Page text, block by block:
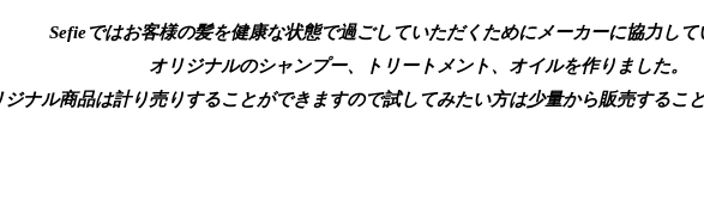
Sefieではお客様の髪を健康な状態で過ごしていただくために​メーカーに協力して
オリジナルのシャンプー、トリートメント、オイルを作りました。
ジナル商品は計り売りすることができますので試してみたい方は少量から販売するこ